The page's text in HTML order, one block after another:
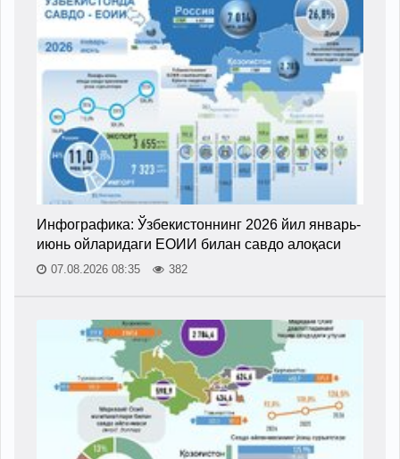
Инфографика: Ўзбекистоннинг 2026 йил январь-
июнь ойларидаги ЕОИИ билан савдо алоқаси
07.08.2026 08:35 382